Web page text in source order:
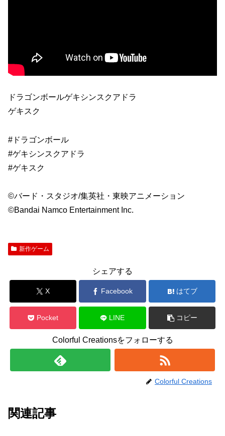
ドラゴンボールゲキシンスクアドラ
ゲキスク
#ドラゴンボール
#ゲキシンスクアドラ
#ゲキスク
©️バード・スタジオ/集英社・東映アニメーション
©️Bandai Namco Entertainment Inc.
新作ゲーム
シェアする
X Facebook はてブ
Pocket LINE コピー
Colorful Creationsをフォローする
Colorful Creations
関連記事